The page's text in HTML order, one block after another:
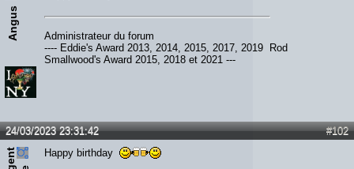
Angus
Administrateur du forum
---- Eddie's Award 2013, 2014, 2015, 2017, 2019 Rod
Smallwood's Award 2015, 2018 et 2021 ---
#102
24/03/2023 23:31:42
Happy birthday